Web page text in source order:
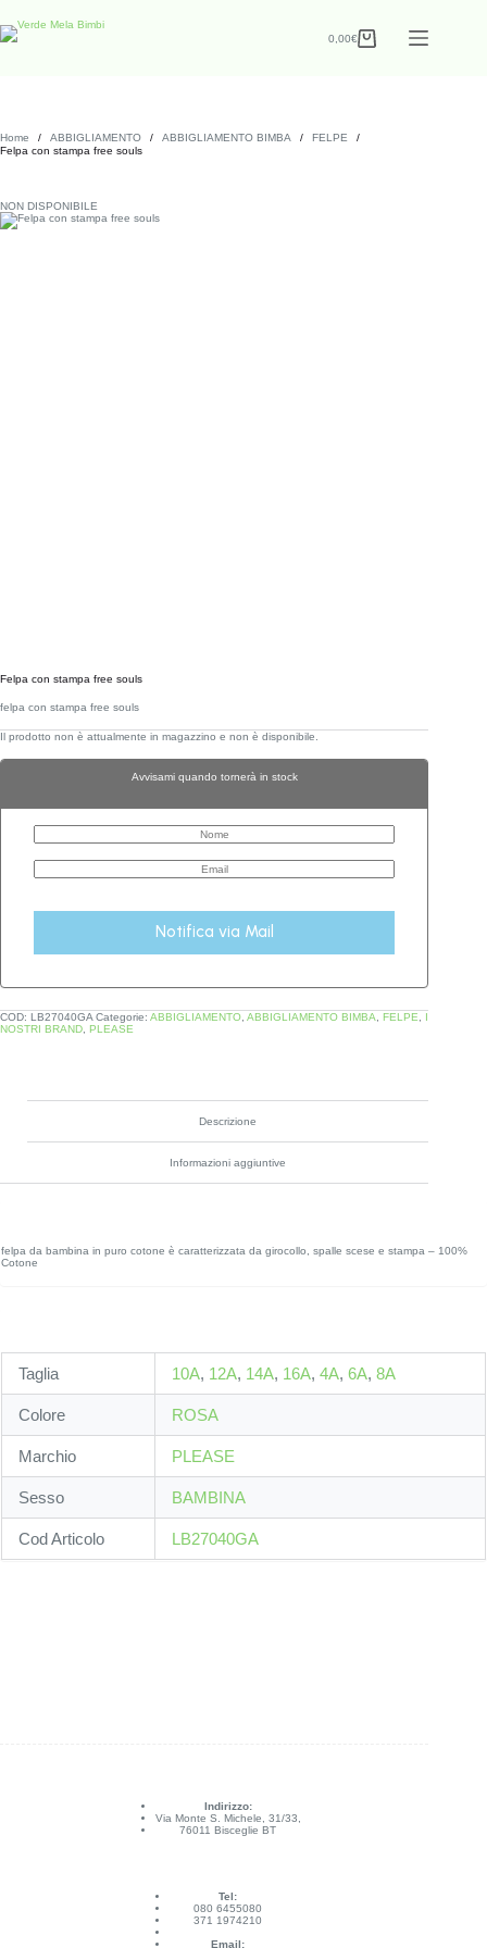
0,00€
Home / ABBIGLIAMENTO / ABBIGLIAMENTO BIMBA / FELPE
/
Felpa con stampa free souls
NON DISPONIBILE
Felpa con stampa free souls
felpa con stampa free souls
Il prodotto non è attualmente in magazzino e non è disponibile.
Avvisami quando tornerà in stock
Notifica via Mail
COD: LB27040GA Categorie: ABBIGLIAMENTO ABBIGLIAMENTO BIMBA FELPE
I
NOSTRI BRAND PLEASE
Descrizione
Informazioni aggiuntive
felpa da bambina in puro cotone è caratterizzata da girocollo, spalle scese e stampa – 100%
Cotone
Taglia 10A, 12A, 14A, 16A, 4A, 6A, 8A
Colore ROSA
Marchio PLEASE
Sesso BAMBINA
Cod Articolo LB27040GA
Indirizzo:
Via Monte S. Michele, 31/33,
76011 Bisceglie BT
Tel:
080 6455080
371 1974210
Email: